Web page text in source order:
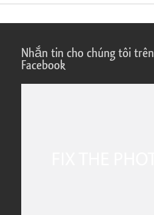
Nhắn tin cho chúng tôi trên
Facebook